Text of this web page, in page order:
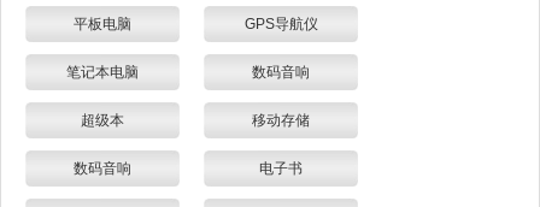
平板电脑 GPS导航仪
笔记本电脑 数码音响
超级本 移动存储
数码音响 电子书